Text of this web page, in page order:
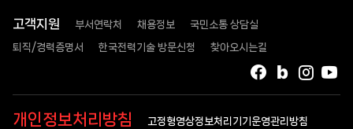
고객지원 부서연락처 채용정보 국민소통 상담실
퇴직/경력증명서 한국전력기술 방문신청 찾아오시는길
인스
블로그
페이스북
개인정보처리방침 고정형영상정보처리기기운영관리방침